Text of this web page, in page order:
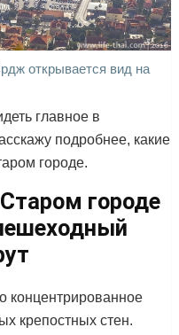
открывается вид на
главное в
подробнее, какие
городе.
городе
концентрированное
крепостных стен.